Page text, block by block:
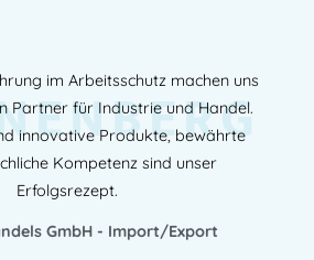
im Arbeitsschutz machen uns
Partner für Industrie und Handel.
innovative Produkte, bewährte
Kompetenz sind unser
Erfolgsrezept.
GmbH - Import/Export